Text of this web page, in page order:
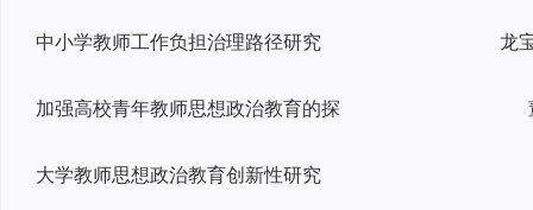
中小学教师工作负担治理路径研究 龙
加强高校青年教师思想政治教育的探
大学教师思想政治教育创新性研究